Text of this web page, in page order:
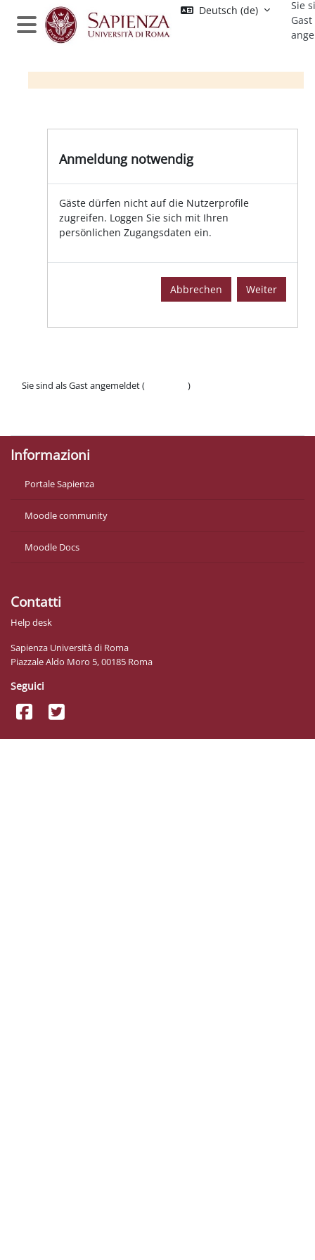
Zum Hauptinhalt
Website-Übersicht
Deutsch ‎(de)‎
Sie
Gast
Anmeldung notwendig
Gäste dürfen nicht auf die Nutzerprofile
zugreifen. Loggen Sie sich mit Ihren
persönlichen Zugangsdaten ein.
Abbrechen Weiter
Sie sind als Gast angemeldet (
)
Informazioni
Portale Sapienza
Moodle community
Moodle Docs
Contatti
Help desk
Sapienza Università di Roma
Piazzale Aldo Moro 5, 00185 Roma
Seguici